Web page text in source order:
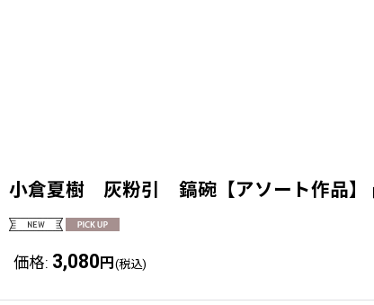
小倉夏樹 灰粉引 鎬碗【アソート作品】
価格: 3,080 円 (税込)